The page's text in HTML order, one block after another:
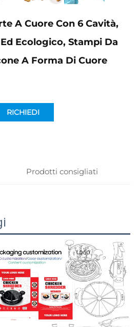
A Cuore Con 6 Cavità,
Ecologico, Stampi Da
A Forma Di Cuore
RICHIEDI
Prodotti consigliati